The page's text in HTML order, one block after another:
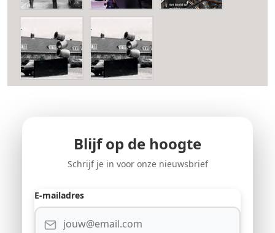
Blijf op de hoogte
Schrijf je in voor onze nieuwsbrief
E-mailadres